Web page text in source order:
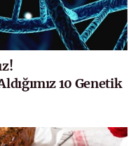
10 Genetik